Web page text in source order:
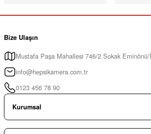
Bize Ulaşın
Mustafa Paşa Mahallesi 746/2 Sokak Eminönü/
info@hepsikamera.com.tr
0123 456 78 90
Kurumsal